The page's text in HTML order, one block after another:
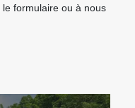
le formulaire ou à nous